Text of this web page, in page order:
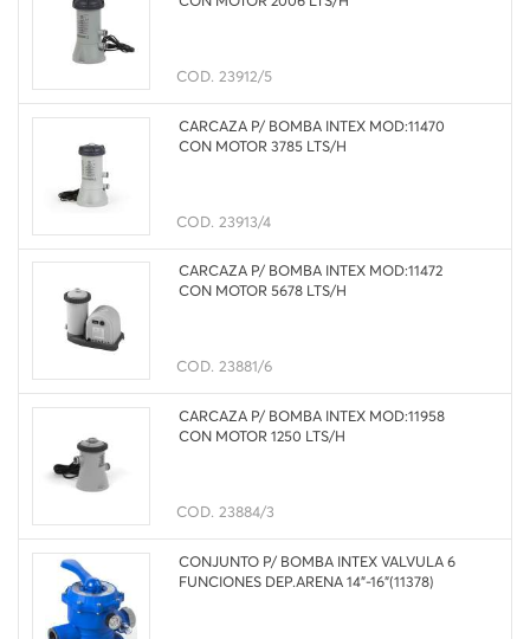
COD. 23912/5
CARCAZA P/ BOMBA INTEX MOD:11470
CON MOTOR 3785 LTS/H
COD. 23913/4
CARCAZA P/ BOMBA INTEX MOD:11472
CON MOTOR 5678 LTS/H
COD. 23881/6
CARCAZA P/ BOMBA INTEX MOD:11958
CON MOTOR 1250 LTS/H
COD. 23884/3
CONJUNTO P/ BOMBA INTEX VALVULA 6
FUNCIONES DEP.ARENA 14"-16"(11378)